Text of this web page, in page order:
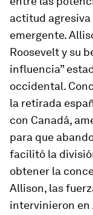
actitud
emergente.
Roosevelt y su
influencia”
occidental.
la retirada
con Canadá,
para que
facilitó la
obtener la
Allison, las
intervinieron en